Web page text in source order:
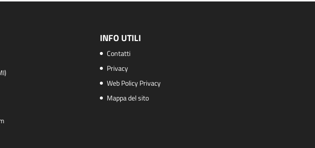
INFO UTILI
Contatti
Privacy
Web Policy Privacy
Mappa del sito